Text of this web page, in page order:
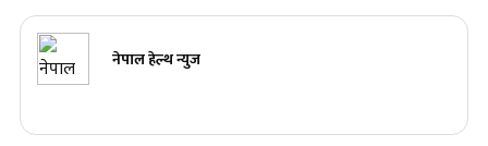
नेपाल हेल्थ न्युज